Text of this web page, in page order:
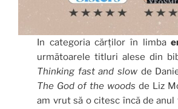
In categoria cărților în limba
următoarele titluri alese din
Thinking fast and slow de
The God of the woods de Liz
am vrut să o citesc încă de